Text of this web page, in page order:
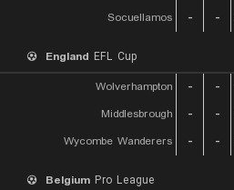
Socuellamos
- -
England EFL Cup
Wolverhampton
- -
Middlesbrough
- -
Wycombe Wanderers
- -
Belgium Pro League